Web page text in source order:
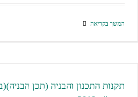
המשך בקריאה
תקנות התכנון והבניה (תכן